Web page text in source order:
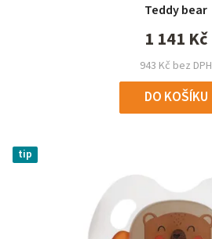
Teddy bear
943 Kč bez DPH
1 141 Kč
DO KOŠÍKU
tip